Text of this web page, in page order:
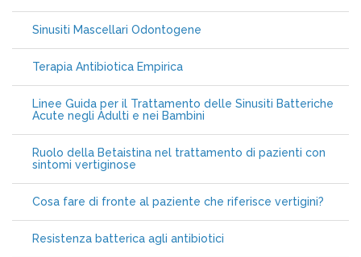
Sinusiti Mascellari Odontogene
Terapia Antibiotica Empirica
Linee Guida per il Trattamento delle Sinusiti Batteriche
Acute negli Adulti e nei Bambini
Ruolo della Betaistina nel trattamento di pazienti con
sintomi vertiginose
Cosa fare di fronte al paziente che riferisce vertigini?
Resistenza batterica agli antibiotici